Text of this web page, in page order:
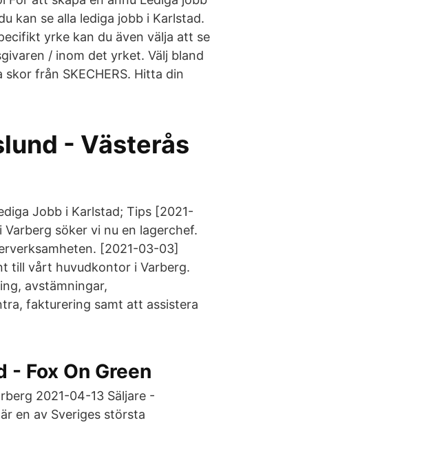
kan se alla lediga jobb i Karlstad.
yrke kan du även välja att se
/ inom det yrket. Välj bland
från SKECHERS. Hitta din
- Västerås
Jobb i Karlstad; Tips [2021-
söker vi nu en lagerchef.
[2021-03-03]
till vårt huvudkontor i Varberg.
avstämningar,
fakturering samt att assistera
- Fox On Green
2021-04-13 Säljare -
en av Sveriges största